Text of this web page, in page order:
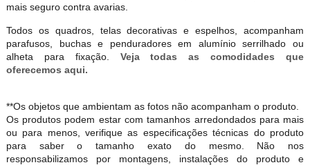
mais seguro contra avarias.
Todos os quadros, telas decorativas e espelhos, acompanham
parafusos, buchas e penduradores em alumínio serrilhado ou
alheta para fixação. Veja todas as comodidades que
oferecemos aqui.
**Os objetos que ambientam as fotos não acompanham o produto.
Os produtos podem estar com tamanhos arredondados para mais
ou para menos, verifique as especificações técnicas do produto
para saber o tamanho exato do mesmo. Não nos
responsabilizamos por montagens, instalações do produto e